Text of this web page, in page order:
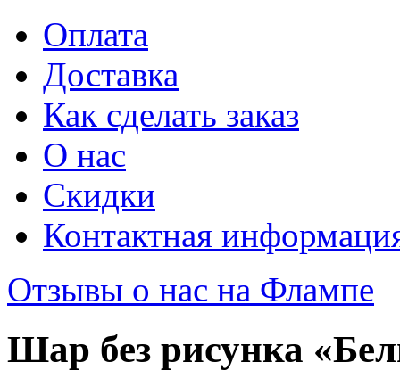
Оплата
Доставка
Как сделать заказ
О нас
Скидки
Контактная
Отзывы о нас на Флампе
Шар без рисунка